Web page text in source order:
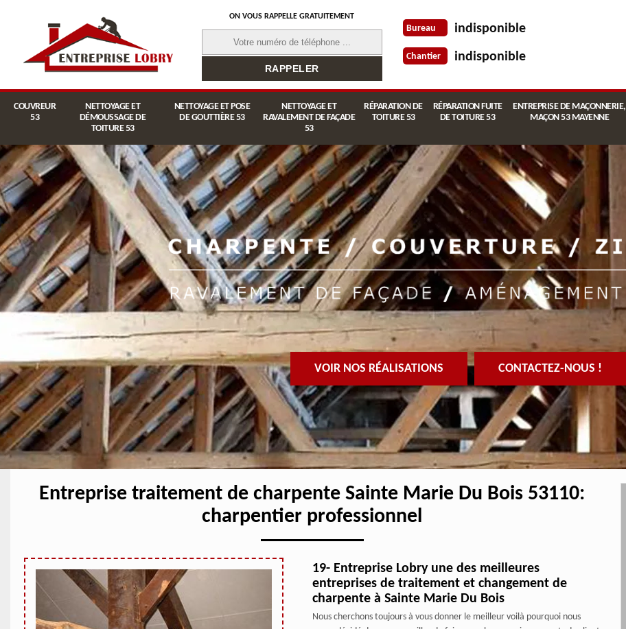
ON VOUS RAPPELLE GRATUITEMENT
Bureau indisponible
Chantier indisponible
COUVREUR
53
NETTOYAGE ET
DÉMOUSSAGE DE
TOITURE 53
NETTOYAGE ET POSE
DE GOUTTIÈRE 53
NETTOYAGE ET
RAVALEMENT DE FAÇADE
53
RÉPARATION DE
TOITURE 53
RÉPARATION FUITE
DE TOITURE 53
ENTREPRISE DE MAÇONNERIE,
MAÇON 53 MAYENNE
VOIR NOS RÉALISATIONS CONTACTEZ-NOUS !
Entreprise traitement de charpente Sainte Marie Du Bois 53110:
charpentier professionnel
19- Entreprise Lobry une des meilleures
entreprises de traitement et changement de
charpente à Sainte Marie Du Bois
Nous cherchons toujours à vous donner le meilleur voilà pourquoi nous